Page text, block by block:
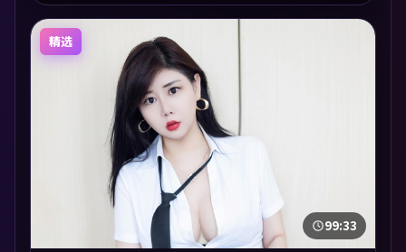
精选
99:33